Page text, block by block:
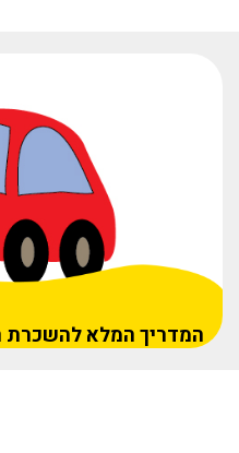
המדריך המלא להשכרת